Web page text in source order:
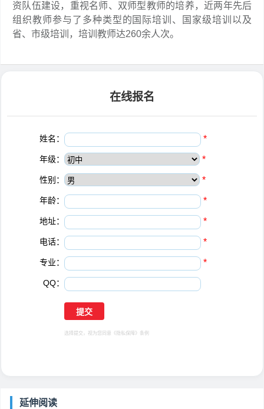
资队伍建设，重视名师、双师型教师的培养，近两年先后
组织教师参与了多种类型的国际培训、国家级培训以及
省、市级培训，培训教师达260余人次。
在线报名
姓名： *
年级： *
性别： *
年龄： *
地址： *
电话： *
专业： *
QQ：
选择提交，视为您同意 《隐私保障》 条例
延伸阅读